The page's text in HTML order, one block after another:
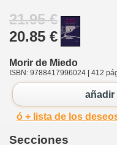
21.95 €
20.85 €
Morir de Miedo
ISBN: 9788417996024 | 412
añadir
ó + lista de los
Secciones